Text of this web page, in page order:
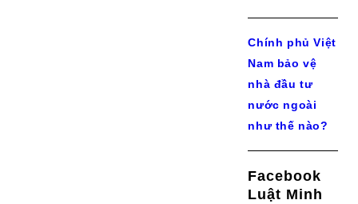
Chính phủ Việt
Nam bảo vệ
nhà đầu tư
nước ngoài
như thế nào?
Facebook
Luật Minh